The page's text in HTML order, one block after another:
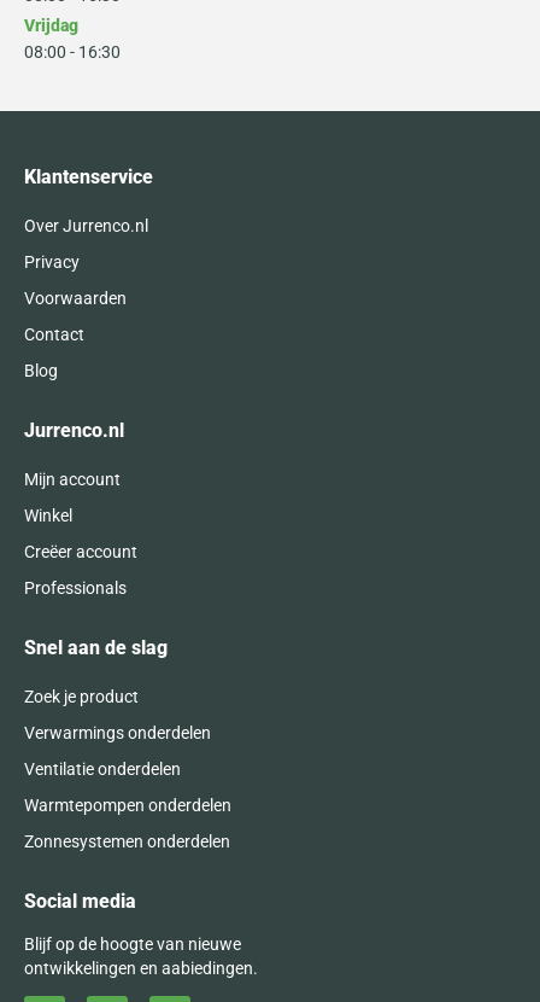
Vrijdag
08:00 - 16:30
Klantenservice
Over Jurrenco.nl
Privacy
Voorwaarden
Contact
Blog
Jurrenco.nl
Mijn account
Winkel
Creëer account
Professionals
Snel aan de slag
Zoek je product
Verwarmings onderdelen
Ventilatie onderdelen
Warmtepompen onderdelen
Zonnesystemen onderdelen
Social media
Blijf op de hoogte van nieuwe
ontwikkelingen en aabiedingen.